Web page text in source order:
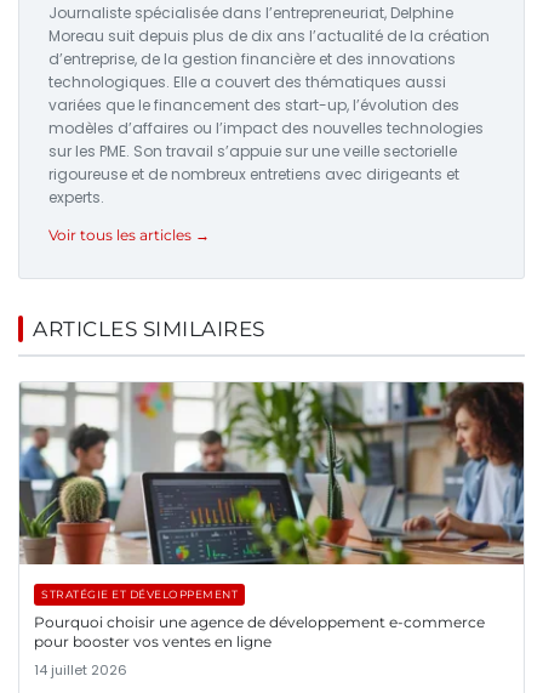
Journaliste spécialisée dans l’entrepreneuriat, Delphine
Moreau suit depuis plus de dix ans l’actualité de la création
d’entreprise, de la gestion financière et des innovations
technologiques. Elle a couvert des thématiques aussi
variées que le financement des start-up, l’évolution des
modèles d’affaires ou l’impact des nouvelles technologies
sur les PME. Son travail s’appuie sur une veille sectorielle
rigoureuse et de nombreux entretiens avec dirigeants et
experts.
Voir tous les articles →
ARTICLES SIMILAIRES
STRATÉGIE ET DÉVELOPPEMENT
Pourquoi choisir une agence de développement e-commerce
pour booster vos ventes en ligne
14 juillet 2026